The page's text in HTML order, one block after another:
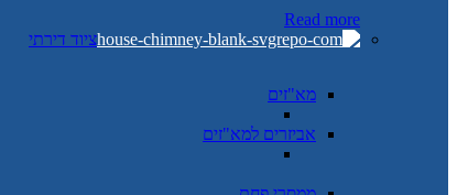
Read more
ציוד דירתי
מא"זים
אביזרים למא"זים